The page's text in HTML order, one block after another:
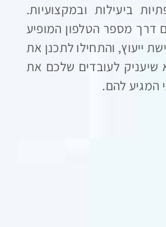
ביעילות ובמקצועיות.
דרך מספר הטלפון המופיע
ייעוץ, והתחילו לתכנן את
שיעניק לעובדים שלכם את
המגיע להם.